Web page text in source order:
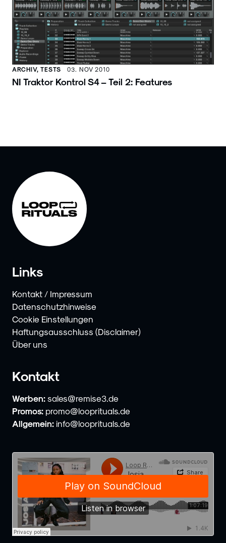
ARCHIV, TESTS 03. NOV 2010
NI Traktor Kontrol S4 – Teil 2: Features
Links
Kontakt / Impressum
Datenschutzhinweise
Cookie Einstellungen
Haftungsausschluss (Disclaimer)
Über uns
Kontakt
Werben: sales@remise3.de
Promos: promo@looprituals.de
Allgemein: info@looprituals.de